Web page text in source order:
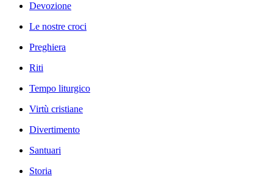
Devozione
Le nostre croci
Preghiera
Riti
Tempo liturgico
Virtù cristiane
Divertimento
Santuari
Storia